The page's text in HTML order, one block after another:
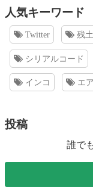
人気キーワード
Twitter 残土
シリアルコード
インコ エ
投稿
誰で